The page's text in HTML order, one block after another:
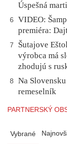
Úspešná
6
VIDEO:
premiéra:
7
Šutajove
výrobca má
zhodujú s
8
Na
remeselník
PARTNERSKÝ
Vybrané